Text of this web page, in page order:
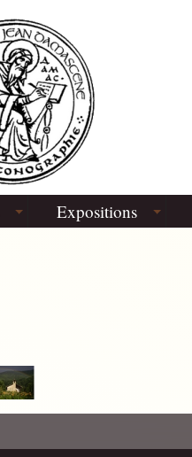
Expositions